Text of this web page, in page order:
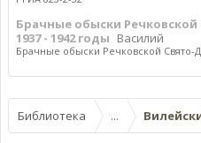
Брачные обыски
1937 - 1942 годы Василий
Брачные обыски Речковской Свято-
Библиотека ...